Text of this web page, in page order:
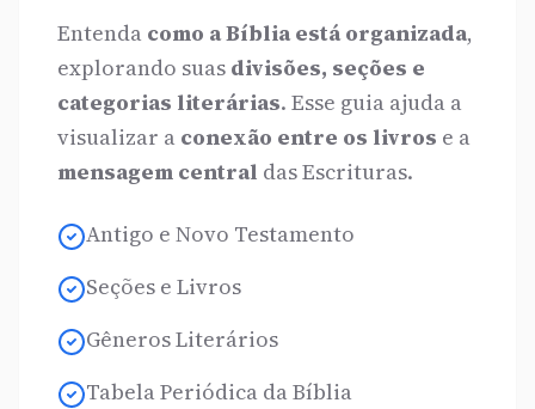
Entenda como a Bíblia está organizada,
explorando suas divisões, seções e
categorias literárias. Esse guia ajuda a
visualizar a conexão entre os livros e a
mensagem central das Escrituras.
Antigo e Novo Testamento
Seções e Livros
Gêneros Literários
Tabela Periódica da Bíblia